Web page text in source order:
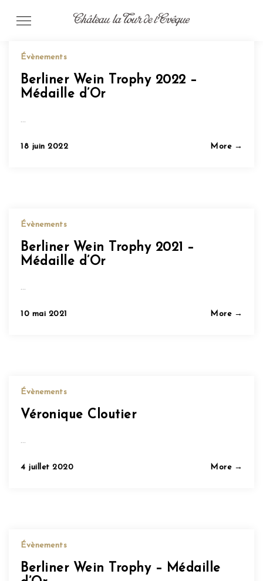
Évènements
Berliner Wein Trophy 2022 –
Médaille d’Or
…
Posted
18 juin 2022 More →
Évènements
Berliner Wein Trophy 2021 –
Médaille d’Or
…
Posted
10 mai 2021 More →
Évènements
Véronique Cloutier
…
Posted
4 juillet 2020 More →
Évènements
Berliner Wein Trophy – Médaille